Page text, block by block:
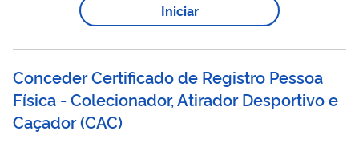
Iniciar
Conceder Certificado de Registro Pessoa
Física - Colecionador, Atirador Desportivo e
Caçador (CAC)